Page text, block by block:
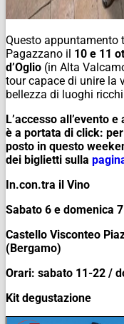
Questo appuntamento
Pagazzano il 10 e 11
d’Oglio (in Alta
tour capace di unire la
bellezza di luoghi
L’accesso all’evento
è a portata di click:
posto in questo
dei biglietti sulla
In.con.tra il Vino
Sabato 6 e domenica
Castello Visconteo
(Bergamo)
Orari: sabato 11-22 /
Kit degustazione